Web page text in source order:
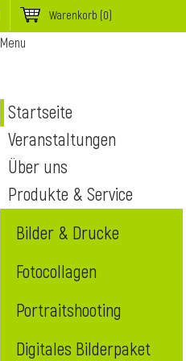
Warenkorb (0)
Menu
Startseite
Veranstaltungen
Über uns
Produkte & Service
Bilder & Drucke
Fotocollagen
Portraitshooting
Digitales Bilderpaket